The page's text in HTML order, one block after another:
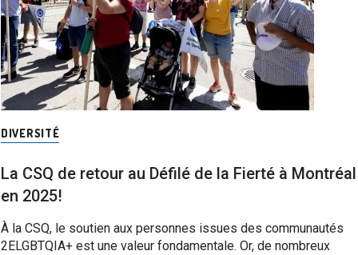
DIVERSITÉ
La CSQ de retour au Défilé de la Fierté à Montréal
en 2025!
À la CSQ, le soutien aux personnes issues des communautés
2ELGBTQIA+ est une valeur fondamentale. Or, de nombreux